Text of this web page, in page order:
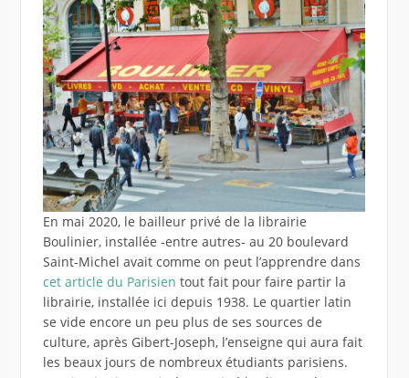
En mai 2020, le bailleur privé de la librairie
Boulinier, installée -entre autres- au 20 boulevard
Saint-Michel avait comme on peut l’apprendre dans
cet article du Parisien tout fait pour faire partir la
librairie, installée ici depuis 1938. Le quartier latin
se vide encore un peu plus de ses sources de
culture, après Gibert-Joseph, l’enseigne qui aura fait
les beaux jours de nombreux étudiants parisiens.